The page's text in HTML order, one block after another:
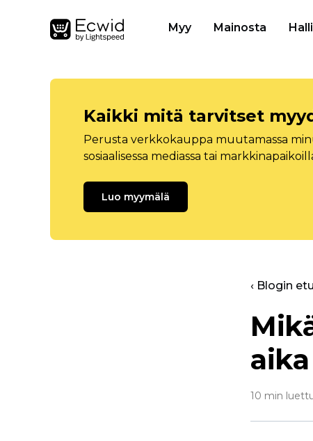
Myy Mainosta
Kaikki mitä tarvitset
Perusta verkkokauppa muutamassa
sosiaalisessa mediassa tai
Luo myymälä
‹ Blogin
10 min